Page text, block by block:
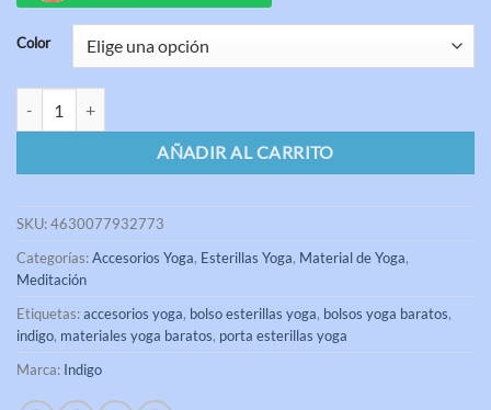
Color
AÑADIR AL CARRITO
SKU:4630077932773
Categorías:Accesorios Yoga, Esterillas Yoga, Material de Yoga,
Meditación
Etiquetas:accesorios yoga, bolso esterillas yoga, bolsos yoga baratos,
indigo, materiales yoga baratos, porta esterillas yoga
Marca: Indigo